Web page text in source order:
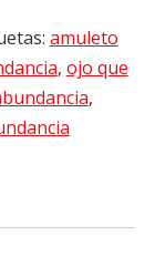
amuleto
, ojo que
,